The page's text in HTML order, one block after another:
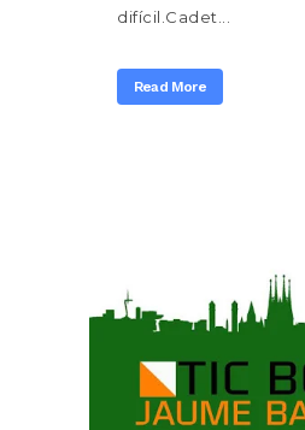
difícil.Cadet...
Read More